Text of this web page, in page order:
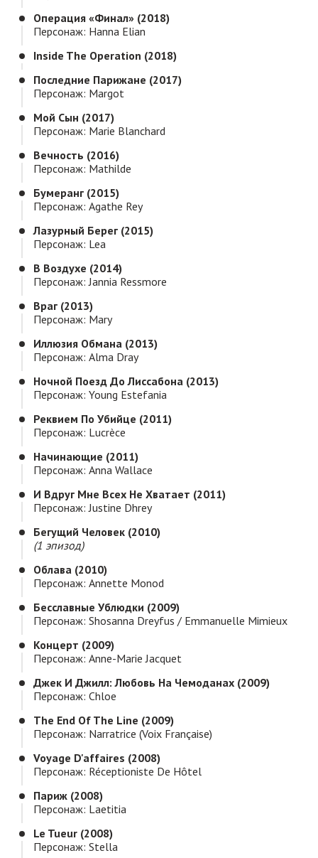
Операция «Финал» (2018)
Персонаж: Hanna Elian
Inside The Operation (2018)
Последние Парижане (2017)
Персонаж: Margot
Мой Сын (2017)
Персонаж: Marie Blanchard
Вечность (2016)
Персонаж: Mathilde
Бумеранг (2015)
Персонаж: Agathe Rey
Лазурный Берег (2015)
Персонаж: Lea
В Воздухе (2014)
Персонаж: Jannia Ressmore
Враг (2013)
Персонаж: Mary
Иллюзия Обмана (2013)
Персонаж: Alma Dray
Ночной Поезд До Лиссабона (2013)
Персонаж: Young Estefania
Реквием По Убийце (2011)
Персонаж: Lucrèce
Начинающие (2011)
Персонаж: Anna Wallace
И Вдруг Мне Всех Не Хватает (2011)
Персонаж: Justine Dhrey
Бегущий Человек (2010)
(1 эпизод)
Облава (2010)
Персонаж: Annette Monod
Бесславные Ублюдки (2009)
Персонаж: Shosanna Dreyfus / Emmanuelle Mimieux
Концерт (2009)
Персонаж: Anne-Marie Jacquet
Джек И Джилл: Любовь На Чемоданах (2009)
Персонаж: Chloe
The End Of The Line (2009)
Персонаж: Narratrice (voix Française)
Voyage D'affaires (2008)
Персонаж: Réceptioniste De Hôtel
Париж (2008)
Персонаж: Laetitia
Le Tueur (2008)
Персонаж: Stella